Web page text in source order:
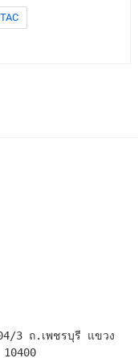
3 ถ.เพชรบุรี แขวง